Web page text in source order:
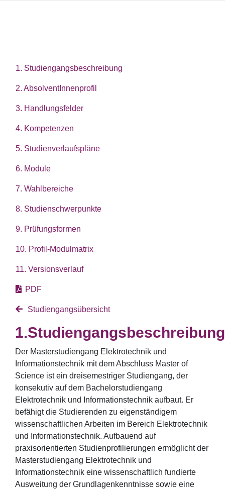
1. Studiengangsbeschreibung
2. AbsolventInnenprofil
3. Handlungsfelder
4. Kompetenzen
5. Studienverlaufspläne
6. Module
7. Wahlbereiche
8. Studienschwerpunkte
9. Prüfungsformen
10. Profil-Modulmatrix
11. Versionsverlauf
PDF
Studiengangsübersicht
Studiengangsbeschreibung
Der Masterstudiengang Elektrotechnik und
Informationstechnik mit dem Abschluss Master of
Science ist ein dreisemestriger Studiengang, der
konsekutiv auf dem Bachelorstudiengang
Elektrotechnik und Informationstechnik aufbaut. Er
befähigt die Studierenden zu eigenständigem
wissenschaftlichen Arbeiten im Bereich Elektrotechnik
und Informationstechnik. Aufbauend auf
praxisorientierten Studienprofilierungen ermöglicht der
Masterstudiengang Elektrotechnik und
Informationstechnik eine wissenschaftlich fundierte
Ausweitung der Grundlagenkenntnisse sowie eine